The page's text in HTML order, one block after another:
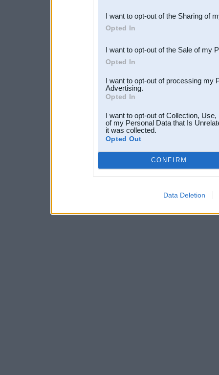
Downstream Participants
third parties.
I want to opt-out of the Sharing of
Opted In
I want to opt-out of the Sale of my
Opted In
I want to opt-out of processing my
Advertising.
Opted In
I want to opt-out of Collection,
of my Personal Data that Is
it was collected.
Opted Out
CONFIRM
Data Deletion